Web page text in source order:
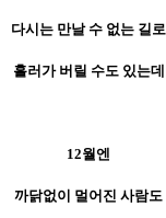
다시는 만날 수 없는 길로
흘러가 버릴 수도 있는데
12월엔
까닭없이 멀어진 사람도